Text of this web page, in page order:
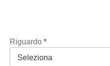
Riguardo *